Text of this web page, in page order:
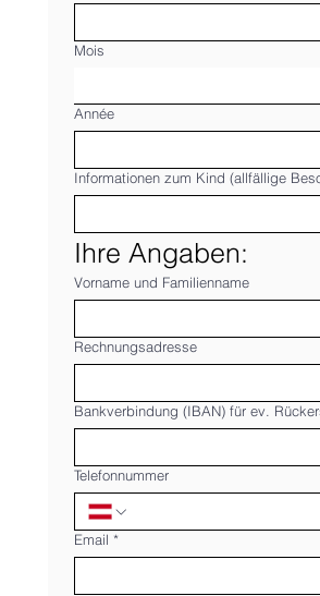
Mois
Année
Informationen zum Kind (allfällige
Ihre Angaben:
Vorname und Familienname
Rechnungsadresse
Bankverbindung (IBAN) für ev.
Telefonnummer
Email *